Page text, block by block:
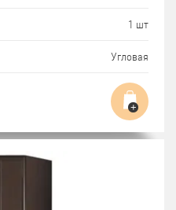
1 шт
Угловая